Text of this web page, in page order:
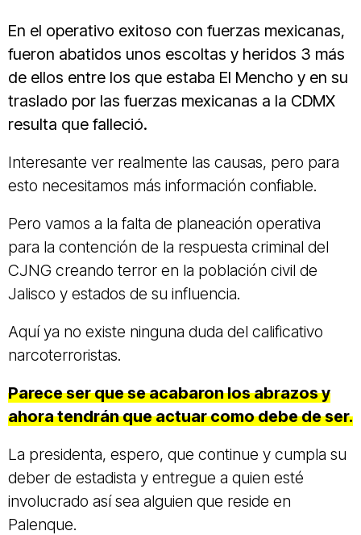
En el operativo exitoso con fuerzas mexicanas,
fueron abatidos unos escoltas y heridos 3 más
de ellos entre los que estaba El Mencho y en su
traslado por las fuerzas mexicanas a la CDMX
resulta que falleció.
Interesante ver realmente las causas, pero para
esto necesitamos más información confiable.
Pero vamos a la falta de planeación operativa
para la contención de la respuesta criminal del
CJNG creando terror en la población civil de
Jalisco y estados de su influencia.
Aquí ya no existe ninguna duda del calificativo
narcoterroristas.
Parece ser que se acabaron los abrazos y
ahora tendrán que actuar como debe de ser.
La presidenta, espero, que continue y cumpla su
deber de estadista y entregue a quien esté
involucrado así sea alguien que reside en
Palenque.